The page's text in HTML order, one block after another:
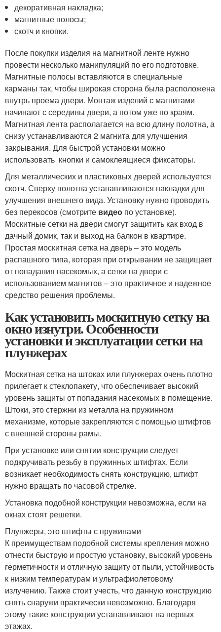
декоративная накладка;
магнитные полосы;
скотч и кнопки.
После покупки изделия на магнитной ленте нужно
провести несколько манипуляций по его подготовке.
Магнитные полосы вставляются в специальные
карманы так, чтобы широкая сторона была расположена
внутрь проема двери. Монтаж изделий с магнитами
начинают с середины двери, а потом уже по краям.
Магнитная лента располагается на всю длину полотна, а
снизу устанавливаются 2 магнита для улучшения
закрывания. Для быстрой установки можно
использовать кнопки и самоклеящиеся фиксаторы.
Для металлических и пластиковых дверей используется
скотч. Сверху полотна устанавливаются накладки для
улучшения внешнего вида. Установку нужно проводить
без перекосов (смотрите видео по установке).
Москитные сетки на двери смогут защитить как вход в
дачный домик, так и выход на балкон в квартире.
Простая москитная сетка на дверь – это модель
распашного типа, которая при открывании не защищает
от попадания насекомых, а сетки на двери с
использованием магнитов – это практичное и надежное
средство решения проблемы.
Как установить москитную сетку на
окно изнутри. Особенности
установки и эксплуатации сетки на
плунжерах
Москитная сетка на штоках или плунжерах очень плотно
прилегает к стеклопакету, что обеспечивает высокий
уровень защиты от попадания насекомых в помещение.
Штоки, это стержни из металла на пружинном
механизме, которые закрепляются с помощью штифтов
с внешней стороны рамы.
При установке или снятии конструкции следует
подкручивать резьбу в пружинных штифтах. Если
возникает необходимость снять конструкцию, штифт
нужно вращать по часовой стрелке.
Установка подобной конструкции невозможна, если на
окнах стоят решетки.
Плунжеры, это штифты с пружинами
К преимуществам подобной системы крепления можно
отнести быструю и простую установку, высокий уровень
герметичности и отличную защиту от пыли, устойчивость
к низким температурам и ультрафиолетовому
излучению. Также стоит учесть, что данную конструкцию
снять снаружи практически невозможно. Благодаря
этому такие конструкции устанавливают на первых
этажах.